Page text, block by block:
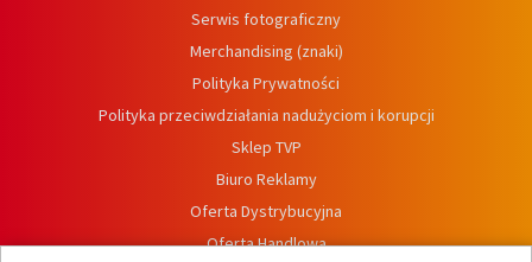
Serwis fotograficzny
Merchandising (znaki)
Polityka Prywatności
Polityka przeciwdziałania nadużyciom i korupcji
Sklep TVP
Biuro Reklamy
Oferta Dystrybucyjna
Oferta Handlowa